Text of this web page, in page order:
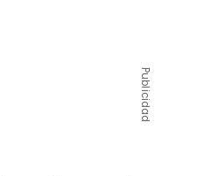
Publicidad